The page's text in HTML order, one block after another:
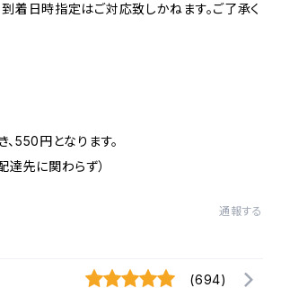
到着日時指定はご対応致しかねます。ご了承く
550円となります。
達先に関わらず）
通報する
(694)